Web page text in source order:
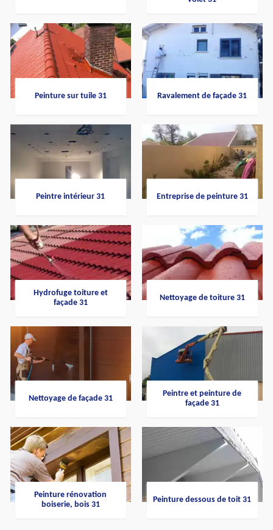
Peinture sur tuile 31 Ravalement de façade 31
Peintre intérieur 31 Entreprise de peinture 31
Hydrofuge toiture et
façade 31
Nettoyage de toiture 31
Nettoyage de façade 31
Peintre et peinture de
façade 31
Peinture rénovation
boiserie, bois 31
Peinture dessous de toit 31